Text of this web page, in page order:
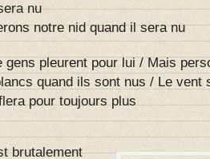
nu
notre nid quand il sera nu
gens pleurent pour lui / Mais
quand ils sont nus / Le vent
pour toujours plus
brutalement